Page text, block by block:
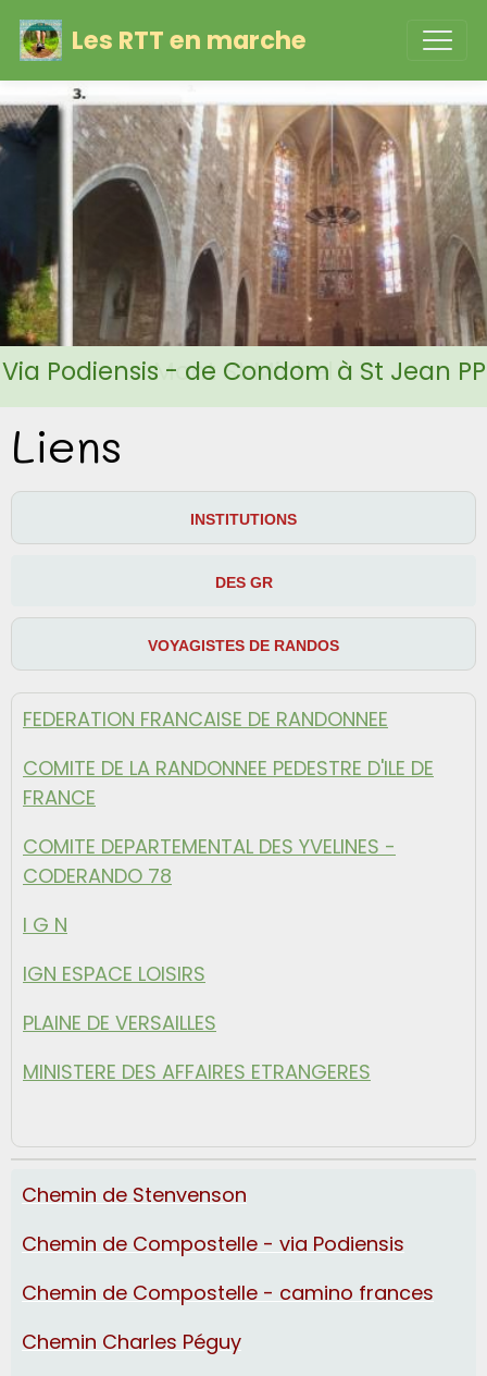
Les RTT en marche
Via Podiensis - de Condom à St Jean PP
Liens
INSTITUTIONS
DES GR
VOYAGISTES DE RANDOS
FEDERATION FRANCAISE DE RANDONNEE
COMITE DE LA RANDONNEE PEDESTRE D'ILE DE
FRANCE
COMITE DEPARTEMENTAL DES YVELINES -
CODERANDO 78
I G N
IGN ESPACE LOISIRS
PLAINE DE VERSAILLES
MINISTERE DES AFFAIRES ETRANGERES
Chemin de Stenvenson
Chemin de Compostelle - via Podiensis
Chemin de Compostelle - camino frances
Chemin Charles Péguy